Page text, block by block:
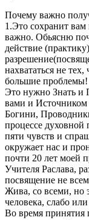
Почему важно
1.Это сохранит вам
важно. Обьясню
действие
нахвататься не
большие проблемы!
Это нужно Знать и
вами и
Богини,
процессе
пяти чувств и
окружает нас и
почти 20 лет моей
Учителя Раслава,
посвящение не
Жива, со всеми, но
человека, слабо
Во время принятия